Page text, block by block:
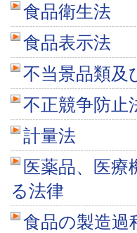
食品衛生法
食品表示法
不当景品類及
不正競争防止
計量法
医薬品、医療
る法律
食品の製造過